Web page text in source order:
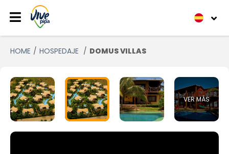
HOME HOSPEDAJE DOMUS VILLAS
VER MÁS